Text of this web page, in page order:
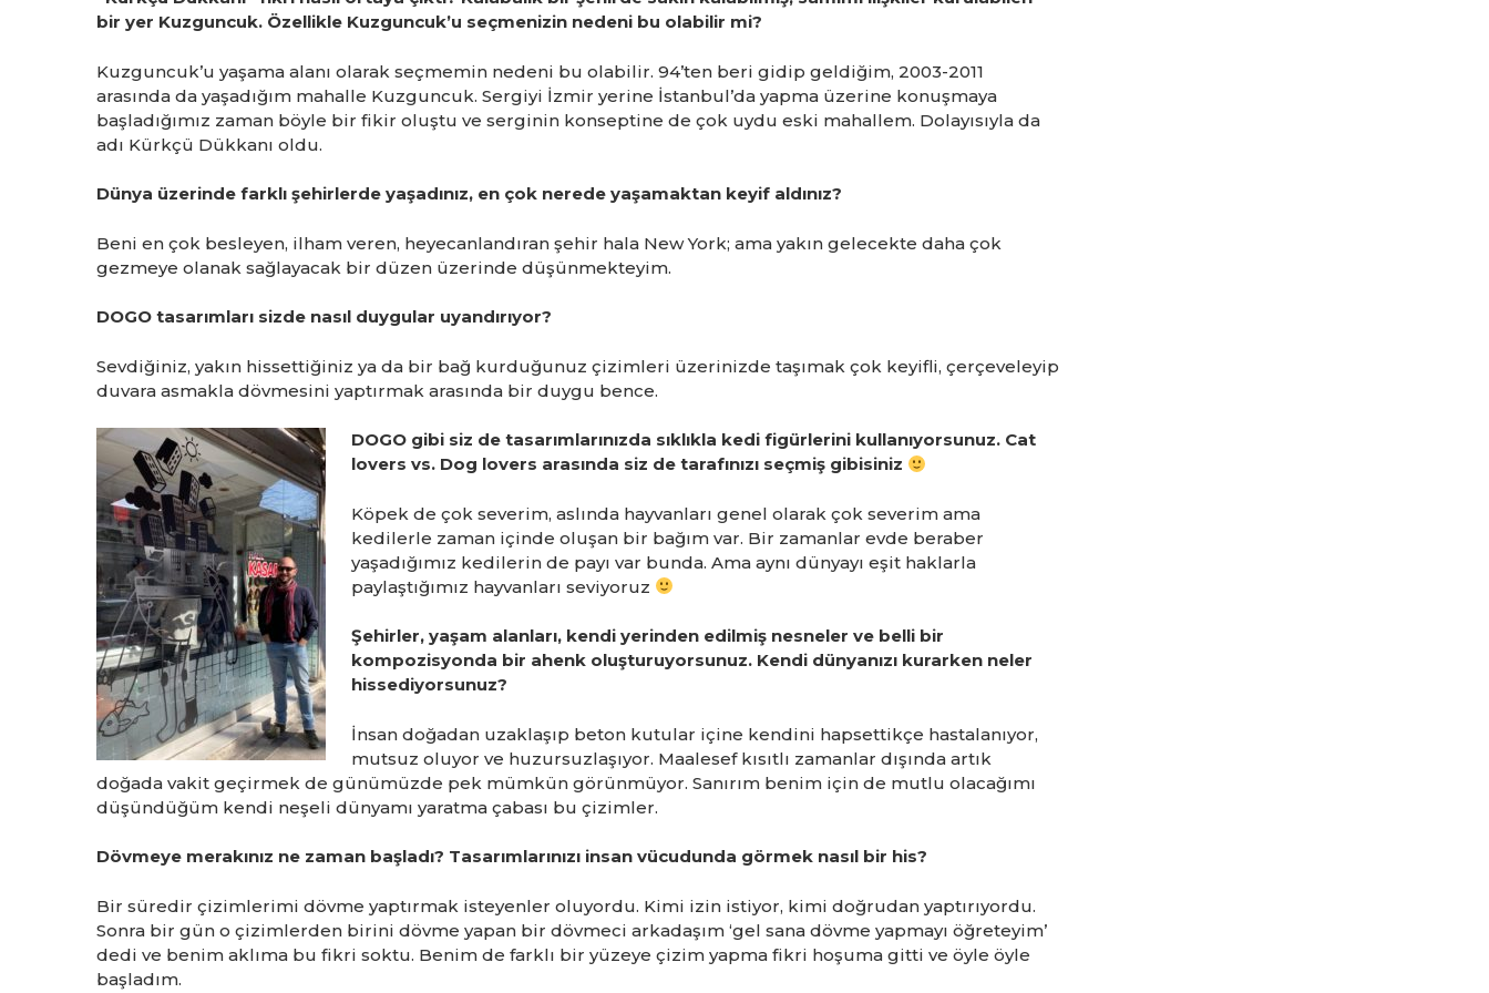
bir yer Kuzguncuk. Özellikle Kuzguncuk’u seçmenizin nedeni bu olabilir mi?
Kuzguncuk’u yaşama alanı olarak seçmemin nedeni bu olabilir. 94’ten beri gidip geldiğim, 2003-2011
arasında da yaşadığım mahalle Kuzguncuk. Sergiyi İzmir yerine İstanbul’da yapma üzerine konuşmaya
başladığımız zaman böyle bir fikir oluştu ve serginin konseptine de çok uydu eski mahallem. Dolayısıyla da
adı Kürkçü Dükkanı oldu.
Dünya üzerinde farklı şehirlerde yaşadınız, en çok nerede yaşamaktan keyif aldınız?
Beni en çok besleyen, ilham veren, heyecanlandıran şehir hala New York; ama yakın gelecekte daha çok
gezmeye olanak sağlayacak bir düzen üzerinde düşünmekteyim.
DOGO tasarımları sizde nasıl duygular uyandırıyor?
Sevdiğiniz, yakın hissettiğiniz ya da bir bağ kurduğunuz çizimleri üzerinizde taşımak çok keyifli, çerçeveleyip
duvara asmakla dövmesini yaptırmak arasında bir duygu bence.
DOGO gibi siz de tasarımlarınızda sıklıkla kedi figürlerini kullanıyorsunuz. Cat
lovers vs. Dog lovers arasında siz de tarafınızı seçmiş gibisiniz
Köpek de çok severim, aslında hayvanları genel olarak çok severim ama
kedilerle zaman içinde oluşan bir bağım var. Bir zamanlar evde beraber
yaşadığımız kedilerin de payı var bunda. Ama aynı dünyayı eşit haklarla
paylaştığımız hayvanları seviyoruz
Şehirler, yaşam alanları, kendi yerinden edilmiş nesneler ve belli bir
kompozisyonda bir ahenk oluşturuyorsunuz. Kendi dünyanızı kurarken neler
hissediyorsunuz?
İnsan doğadan uzaklaşıp beton kutular içine kendini hapsettikçe hastalanıyor,
mutsuz oluyor ve huzursuzlaşıyor. Maalesef kısıtlı zamanlar dışında artık
doğada vakit geçirmek de günümüzde pek mümkün görünmüyor. Sanırım benim için de mutlu olacağımı
düşündüğüm kendi neşeli dünyamı yaratma çabası bu çizimler.
Dövmeye merakınız ne zaman başladı? Tasarımlarınızı insan vücudunda görmek nasıl bir his?
Bir süredir çizimlerimi dövme yaptırmak isteyenler oluyordu. Kimi izin istiyor, kimi doğrudan yaptırıyordu.
Sonra bir gün o çizimlerden birini dövme yapan bir dövmeci arkadaşım ‘gel sana dövme yapmayı öğreteyim’
dedi ve benim aklıma bu fikri soktu. Benim de farklı bir yüzeye çizim yapma fikri hoşuma gitti ve öyle öyle
başladım.